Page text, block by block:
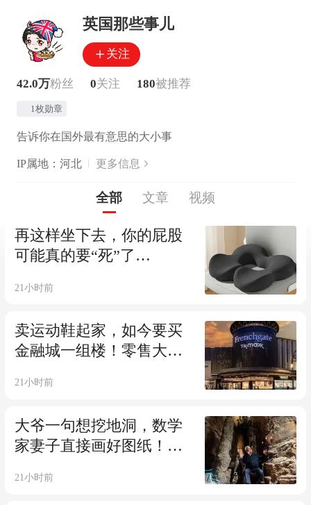
英国那些事儿
关注
42.0万粉丝 0关注 180被推荐
1枚勋章
告诉你在国外最有意思的大小事
IP属地：河北 更多信息
全部 文章 视频
再这样坐下去，你的屁股
可能真的要“死”了…
21小时前
卖运动鞋起家，如今要买
金融城一组楼！零售大亨
又当租客
21小时前
大爷一句想挖地洞，数学
家妻子直接画好图纸！他
迷宫…
21小时前